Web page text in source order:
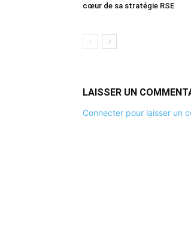
cœur de sa stratégie RSE
LAISSER UN
Connecter pour laisser un